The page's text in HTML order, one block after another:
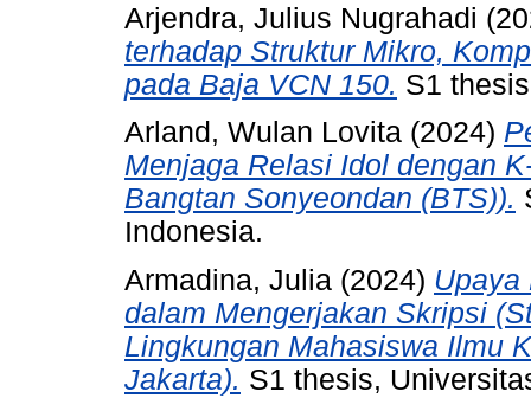
Arjendra, Julius Nugrahadi
terhadap Struktur Mikro,
pada Baja VCN 150. S1
Arland, Wulan Lovita (2024)
Menjaga Relasi Idol dengan
Bangtan Sonyeondan (BTS)).
Indonesia.
Armadina, Julia (2024) Upaya
dalam Mengerjakan Skripsi
Lingkungan Mahasiswa Ilmu
Jakarta). S1 thesis,